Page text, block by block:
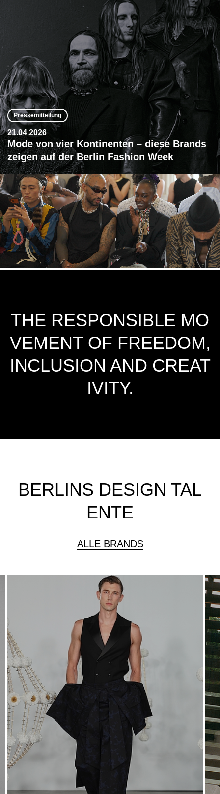
Pressemitteilung
21.04.2026
Mode von vier Kontinenten – diese Brands
zeigen auf der Berlin Fashion Week
THE RESPONSIBLE MO
VEMENT OF FREEDOM,
INCLUSION AND CREAT
IVITY.
BERLINS DESIGN TAL
ENTE
ALLE BRANDS